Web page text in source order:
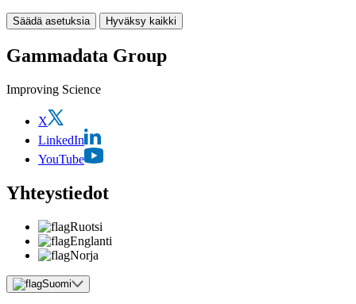
Säädä asetuksia Hyväksy kaikki
Gammadata Group
Improving Science
X
LinkedIn
YouTube
Yhteystiedot
Ruotsi
Englanti
Norja
Suomi